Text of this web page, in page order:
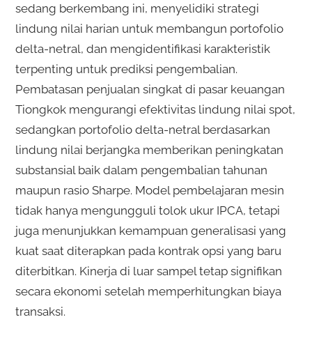
sedang berkembang ini, menyelidiki strategi
lindung nilai harian untuk membangun portofolio
delta-netral, dan mengidentifikasi karakteristik
terpenting untuk prediksi pengembalian.
Pembatasan penjualan singkat di pasar keuangan
Tiongkok mengurangi efektivitas lindung nilai spot,
sedangkan portofolio delta-netral berdasarkan
lindung nilai berjangka memberikan peningkatan
substansial baik dalam pengembalian tahunan
maupun rasio Sharpe. Model pembelajaran mesin
tidak hanya mengungguli tolok ukur IPCA, tetapi
juga menunjukkan kemampuan generalisasi yang
kuat saat diterapkan pada kontrak opsi yang baru
diterbitkan. Kinerja di luar sampel tetap signifikan
secara ekonomi setelah memperhitungkan biaya
transaksi.